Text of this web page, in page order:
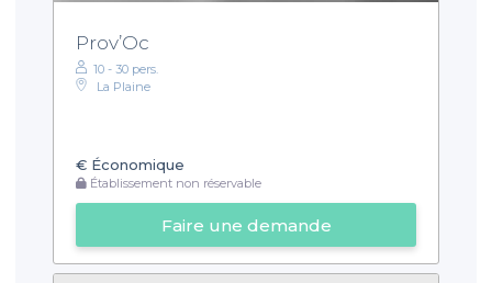
Prov’Oc
10 - 30 pers.
La Plaine
€ Économique
Établissement non réservable
Faire une demande